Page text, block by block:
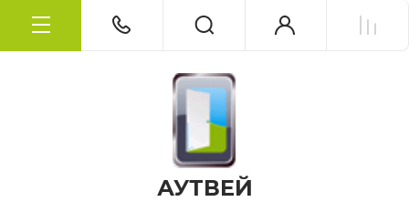
АУТВЕЙ